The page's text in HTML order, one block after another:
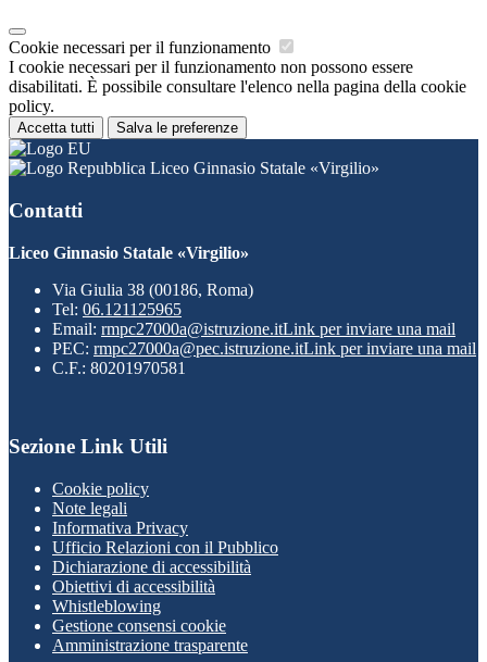
Cookie necessari per il funzionamento
I cookie necessari per il funzionamento non possono essere
disabilitati. È possibile consultare l'elenco nella pagina della cookie
policy.
Accetta tutti Salva le preferenze
Liceo Ginnasio Statale «Virgilio»
Contatti
Liceo Ginnasio Statale «Virgilio»
Via Giulia 38 (00186, Roma)
Tel: 06.121125965
Email: rmpc27000a@istruzione.itLink per inviare una mail
PEC: rmpc27000a@pec.istruzione.itLink per inviare una mail
C.F.: 80201970581
Sezione Link Utili
Cookie policy
Note legali
Informativa Privacy
Ufficio Relazioni con il Pubblico
Dichiarazione di accessibilità
Obiettivi di accessibilità
Whistleblowing
Gestione consensi cookie
Amministrazione trasparente